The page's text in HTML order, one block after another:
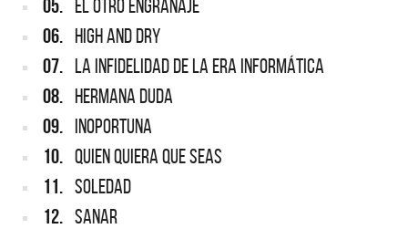
05. EL OTRO ENGRANAJE
06. HIGH AND DRY
07. LA INFIDELIDAD DE LA ERA INFORMÁTICA
08. HERMANA DUDA
09. INOPORTUNA
10. QUIEN QUIERA QUE SEAS
11. SOLEDAD
12. SANAR